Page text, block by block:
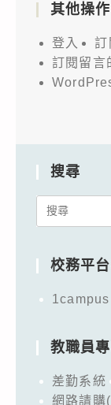
其他操作
登入
訂
訂閱留言
搜尋
Search
校務平
教職員
差勤系統
網路請購